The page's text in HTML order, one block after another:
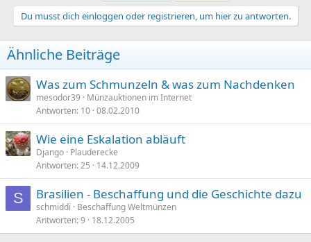
t
o
n
e
n
:
Du musst dich einloggen oder registrieren, um hier zu antworten.
Ähnliche Beiträge
Was zum Schmunzeln & was zum Nachdenken
mesodor39
Münzauktionen im Internet
Antworten 10 08.02.2010
Wie eine Eskalation abläuft
Django Plauderecke
Antworten 25 14.12.2009
S Brasilien - Beschaffung und die Geschichte dazu
schmiddi
Beschaffung Weltmünzen
Antworten 9 18.12.2005